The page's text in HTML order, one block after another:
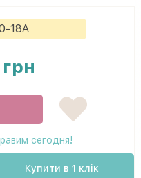
18A
сегодня!
Купити в 1 клік